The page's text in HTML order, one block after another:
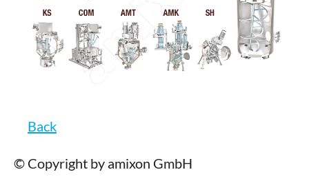
Back
© Copyright by amixon GmbH